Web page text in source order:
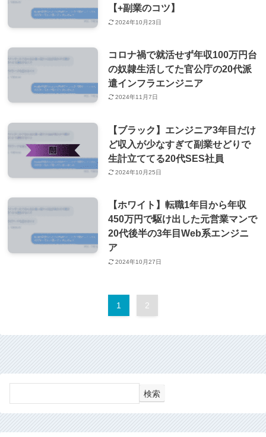
【+副業のコツ】
2024年10月23日
コロナ禍で就活せず年収100万円台
の奴隷生活してた官公庁の20代派
遣インフラエンジニア
2024年11月7日
【ブラック】エンジニア3年目だけ
ど収入が少なすぎて副業せどりで
生計立ててる20代SES社員
2024年10月25日
【ホワイト】転職1年目から年収
450万円で駆け出した元営業マンで
20代後半の3年目Web系エンジニ
ア
2024年10月27日
1 2
検索